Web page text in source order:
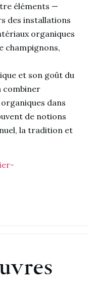
éléments —
des installations
organiques
champignons,
et son goût du
combiner
dans
de notions
la tradition et